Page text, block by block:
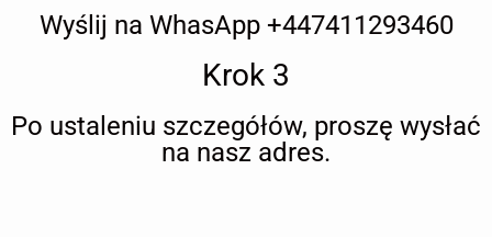
Wyślij na WhasApp +447411293460
Krok 3
Po ustaleniu szczegółów, proszę wysłać
na nasz adres.